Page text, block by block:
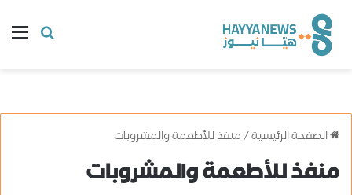
البحث
الصفحة الرئيسية/منفذ للأطعمة والمشروبات
منفذ للأطعمة والمشروبات